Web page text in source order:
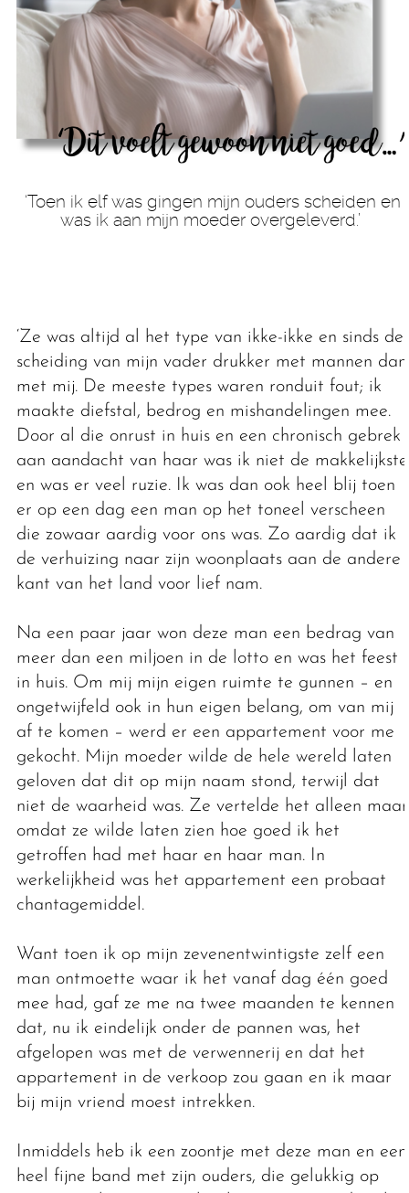
‘Toen ik elf was gingen mijn ouders scheiden en
was ik aan mijn moeder overgeleverd.’
‘Ze was altijd al het type van ikke-ikke en sinds de
scheiding van mijn vader drukker met mannen dan
met mij. De meeste types waren ronduit fout; ik
maakte diefstal, bedrog en mishandelingen mee.
Door al die onrust in huis en een chronisch gebrek
aan aandacht van haar was ik niet de makkelijkste
en was er veel ruzie. Ik was dan ook heel blij toen
er op een dag een man op het toneel verscheen
die zowaar aardig voor ons was. Zo aardig dat ik
de verhuizing naar zijn woonplaats aan de andere
kant van het land voor lief nam.
Na een paar jaar won deze man een bedrag van
meer dan een miljoen in de lotto en was het feest
in huis. Om mij mijn eigen ruimte te gunnen – en
ongetwijfeld ook in hun eigen belang, om van mij
af te komen – werd er een appartement voor me
gekocht. Mijn moeder wilde de hele wereld laten
geloven dat dit op mijn naam stond, terwijl dat
niet de waarheid was. Ze vertelde het alleen maar
omdat ze wilde laten zien hoe goed ik het
getroffen had met haar en haar man. In
werkelijkheid was het appartement een probaat
chantagemiddel.
Want toen ik op mijn zevenentwintigste zelf een
man ontmoette waar ik het vanaf dag één goed
mee had, gaf ze me na twee maanden te kennen
dat, nu ik eindelijk onder de pannen was, het
afgelopen was met de verwennerij en dat het
appartement in de verkoop zou gaan en ik maar
bij mijn vriend moest intrekken.
Inmiddels heb ik een zoontje met deze man en een
heel fijne band met zijn ouders, die gelukkig op